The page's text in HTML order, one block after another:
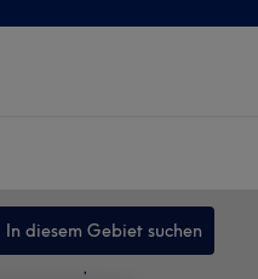
In diesem Gebiet suchen
,